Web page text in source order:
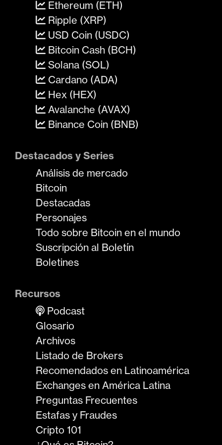
Ethereum (ETH)
Ripple (XRP)
USD Coin (USDC)
Bitcoin Cash (BCH)
Solana (SOL)
Cardano (ADA)
Hex (HEX)
Avalanche (AVAX)
Binance Coin (BNB)
Destacados y Series
Análisis de mercado
Bitcoin
Destacadas
Personajes
Todo sobre Bitcoin en el mundo
Suscripción al Boletín
Boletines
Recursos
Podcast
Glosario
Archivos
Listado de Brokers
Recomendados en Latinoamérica
Exchanges en América Latina
Preguntas Frecuentes
Estafas y Fraudes
Cripto 101